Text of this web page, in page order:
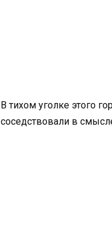
В тихом уголке этого
соседствовали в